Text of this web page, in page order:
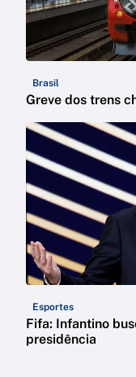
Brasil
Greve dos trens
Esportes
Fifa: Infantino
presidência